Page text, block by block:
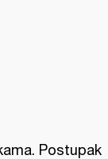
Postupak